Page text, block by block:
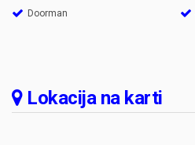
Doorman
Lokacija na karti